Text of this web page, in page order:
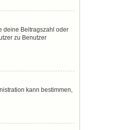
deine Beitragszahl oder
zu Benutzer
kann bestimmen,